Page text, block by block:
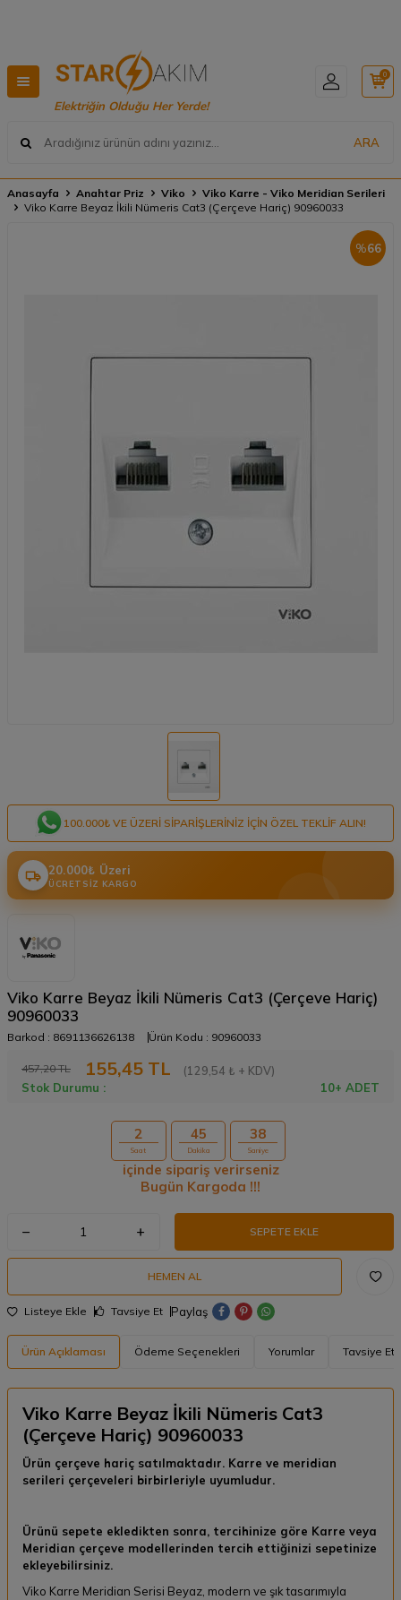
Elektriğin Olduğu Her Yerde!
ARA
0
Anasayfa Anahtar Priz Viko
Viko Karre - Viko Meridian Serileri
Viko Karre Beyaz İkili Nümeris Cat3 (Çerçeve Hariç) 90960033
%66
100.000₺ VE ÜZERI SIPARIŞLERINIZ IÇIN ÖZEL TEKLIF ALIN!
20.000₺ Üzeri
ÜCRETSIZ KARGO
Viko Karre Beyaz İkili Nümeris Cat3 (Çerçeve Hariç)
90960033
Barkod : 8691136626138 Ürün Kodu : 90960033
457,20TL 155,45 TL
(129,54 ₺ + KDV)
Stok Durumu :
10+ ADET
2
Saat
45
Dakika
38
Saniye
içinde sipariş verirseniz
Bugün Kargoda !!!
SEPETE EKLE
HEMEN AL
Listeye Ekle Tavsiye Et Paylaş
Ürün Açıklaması Ödeme Seçenekleri Yorumlar Tavsiye Et
Viko Karre Beyaz İkili Nümeris Cat3
(Çerçeve Hariç) 90960033
Ürün çerçeve hariç satılmaktadır. Karre ve meridian
serileri çerçeveleri birbirleriyle uyumludur.
Ürünü sepete ekledikten sonra, tercihinize göre Karre veya
Meridian çerçeve modellerinden tercih ettiğinizi sepetinize
ekleyebilirsiniz.
Viko Karre Meridian Serisi Beyaz, modern ve şık tasarımıyla